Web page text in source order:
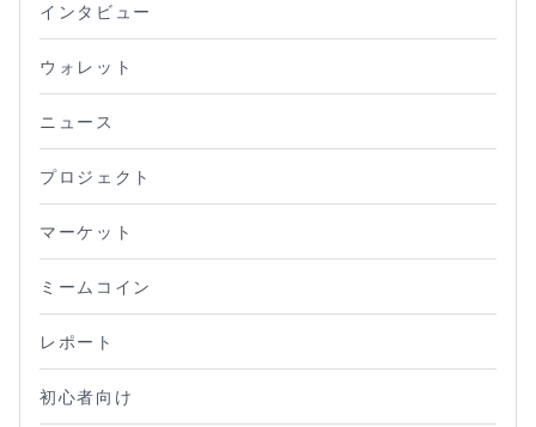
インタビュー
ウォレット
ニュース
プロジェクト
マーケット
ミームコイン
レポート
初心者向け